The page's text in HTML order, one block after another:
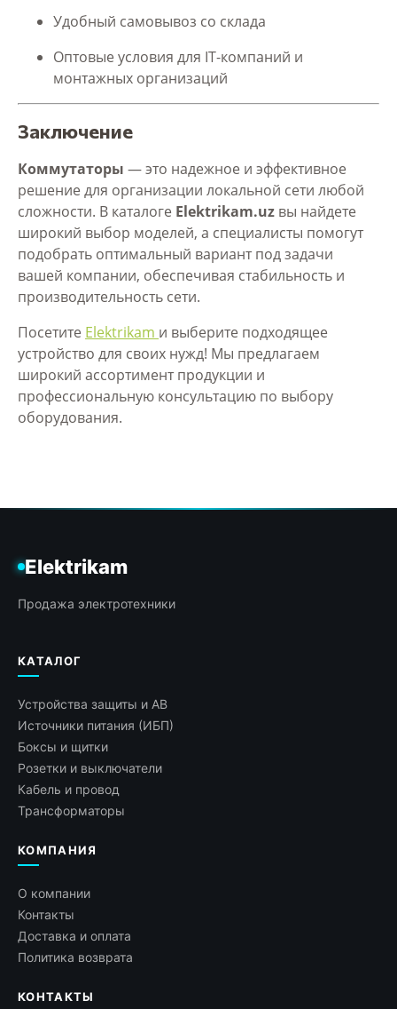
Удобный самовывоз со склада
Оптовые условия для IT-компаний и
монтажных организаций
Заключение
Коммутаторы — это надежное и эффективное
решение для организации локальной сети любой
сложности. В каталоге Elektrikam.uz вы найдете
широкий выбор моделей, а специалисты помогут
подобрать оптимальный вариант под задачи
вашей компании, обеспечивая стабильность и
производительность сети.
Посетите Elektrikam и выберите подходящее
устройство для своих нужд! Мы предлагаем
широкий ассортимент продукции и
профессиональную консультацию по выбору
оборудования.
Elektrikam
Продажа электротехники
КАТАЛОГ
Устройства защиты и АВ
Источники питания (ИБП)
Боксы и щитки
Розетки и выключатели
Кабель и провод
Трансформаторы
КОМПАНИЯ
О компании
Контакты
Доставка и оплата
Политика возврата
КОНТАКТЫ